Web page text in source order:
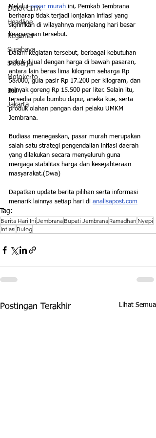
DUKA CITA
Headline
Regional
Surabaya
Sidoarjo
Mojokerto
Bali
Jakarta
Melalui pasar murah ini, Pemkab Jembrana
berharap tidak terjadi lonjakan inflasi yang
signifikan di wilayahnya menjelang hari besar
keagamaan tersebut.
Dalam kegiatan tersebut, berbagai kebutuhan
pokok dijual dengan harga di bawah pasaran,
antara lain beras lima kilogram seharga Rp
58.000, gula pasir Rp 17.200 per kilogram, dan
minyak goreng Rp 15.500 per liter. Selain itu,
tersedia pula bumbu dapur, aneka kue, serta
produk olahan pangan dari pelaku UMKM
Jembrana.
Budiasa menegaskan, pasar murah merupakan
salah satu strategi pengendalian inflasi daerah
yang dilakukan secara menyeluruh guna
menjaga stabilitas harga dan kesejahteraan
masyarakat.(Dwa)
Dapatkan update berita pilihan serta informasi
menarik lainnya setiap hari di analisapost.com
Tag:
Berita Hari Ini Jembrana Bupati Jembrana Ramadhan Nyepi
Inflasi Bulog
Postingan Terakhir Lihat Semua